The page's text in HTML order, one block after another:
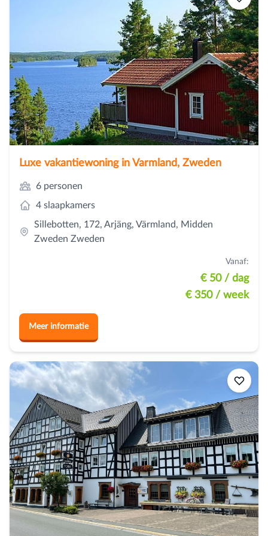
Luxe vakantiewoning in Varmland, Zweden
6 personen
4 slaapkamers
Sillebotten, 172, Arjäng, Värmland, Midden
Zweden Zweden
Vanaf:
€ 50/ dag
€ 350/ week
Meer informatie